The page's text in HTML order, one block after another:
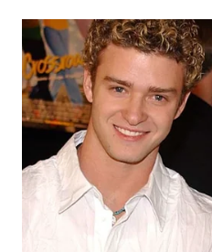
WN
PADANG
LAWAS
WN
SUMEDANG
WN
CIANJUR